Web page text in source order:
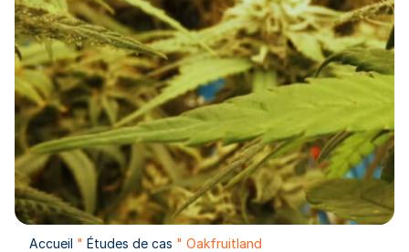
Accueil " Études de cas " Oakfruitland